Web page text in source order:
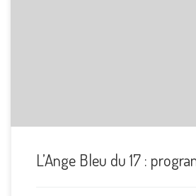
L’Ange Bleu du 17 :